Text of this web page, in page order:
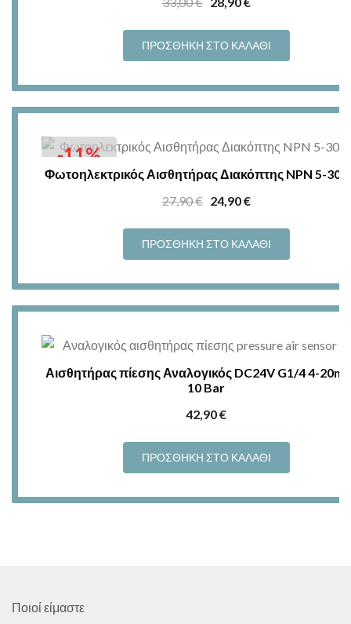
was:
33,00 €.
τιμή
είναι:
28,90 €.
ΠΡΟΣΘΉΚΗ ΣΤΟ ΚΑΛΆΘΙ
-11%
Φωτοηλεκτρικός Αισθητήρας Διακόπτης NPN 5-
27,90€ Original
was:
27,90 €.
24,90€Η
τιμή
είναι:
24,90 €.
ΠΡΟΣΘΉΚΗ ΣΤΟ ΚΑΛΆΘΙ
Αισθητήρας πίεσης Αναλογικός DC24V G1/4 4-
10 Bar
42,90€
ΠΡΟΣΘΉΚΗ ΣΤΟ ΚΑΛΆΘΙ
Ποιοί είμαστε